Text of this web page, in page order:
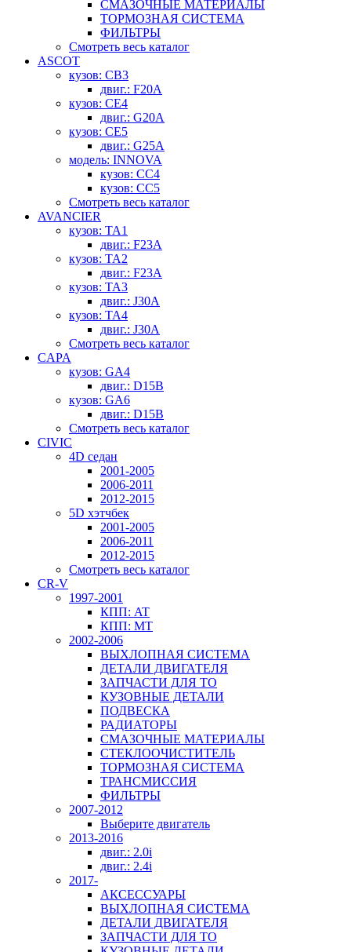
СМАЗОЧНЫЕ МАТЕРИАЛЫ
ТОРМОЗНАЯ СИСТЕМА
ФИЛЬТРЫ
Смотреть весь каталог
ASCOT
кузов: CB3
двиг.: F20A
кузов: CE4
двиг.: G20A
кузов: CE5
двиг.: G25A
модель: INNOVA
кузов: CC4
кузов: CC5
Смотреть весь каталог
AVANCIER
кузов: TA1
двиг.: F23A
кузов: TA2
двиг.: F23A
кузов: TA3
двиг.: J30A
кузов: TA4
двиг.: J30A
Смотреть весь каталог
CAPA
кузов: GA4
двиг.: D15B
кузов: GA6
двиг.: D15B
Смотреть весь каталог
CIVIC
4D седан
2001-2005
2006-2011
2012-2015
5D хэтчбек
2001-2005
2006-2011
2012-2015
Смотреть весь каталог
CR-V
1997-2001
КПП: AT
КПП: MT
2002-2006
ВЫХЛОПНАЯ СИСТЕМА
ДЕТАЛИ ДВИГАТЕЛЯ
ЗАПЧАСТИ ДЛЯ ТО
КУЗОВНЫЕ ДЕТАЛИ
ПОДВЕСКА
РАДИАТОРЫ
СМАЗОЧНЫЕ МАТЕРИАЛЫ
СТЕКЛООЧИСТИТЕЛЬ
ТОРМОЗНАЯ СИСТЕМА
ТРАНСМИССИЯ
ФИЛЬТРЫ
2007-2012
Выберите двигатель
2013-2016
двиг.: 2.0i
двиг.: 2.4i
2017-
АКСЕССУАРЫ
ВЫХЛОПНАЯ СИСТЕМА
ДЕТАЛИ ДВИГАТЕЛЯ
ЗАПЧАСТИ ДЛЯ ТО